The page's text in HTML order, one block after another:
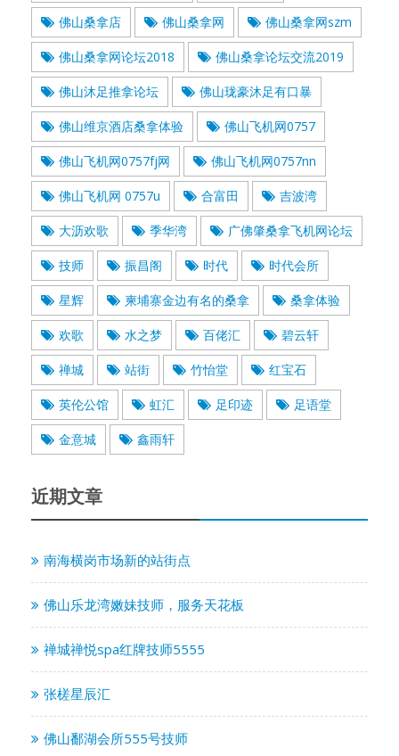
佛山桑拿店 佛山桑拿网 佛山桑拿网szm
佛山桑拿网论坛2018 佛山桑拿论坛交流2019
佛山沐足推拿论坛 佛山珑豪沐足有口暴
佛山维京酒店桑拿体验 佛山飞机网0757
佛山飞机网0757fj网 佛山飞机网0757nn
佛山飞机网 0757u 合富田 吉波湾
大沥欢歌 季华湾 广佛肇桑拿飞机网论坛
技师 振昌阁 时代 时代会所
星辉 柬埔寨金边有名的桑拿 桑拿体验
欢歌 水之梦 百佬汇 碧云轩
禅城 站街 竹怡堂 红宝石
英伦公馆 虹汇 足印迹 足语堂
金意城 鑫雨轩
近期文章
南海横岗市场新的站街点
佛山乐龙湾嫩妹技师，服务天花板
禅城禅悦spa红牌技师5555
张槎星辰汇
佛山鄱湖会所555号技师